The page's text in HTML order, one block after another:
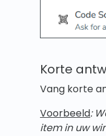
Korte
Vang korte
Voorbeeld:
item in uw